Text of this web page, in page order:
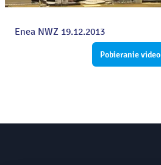
Enea NWZ 19.12.2013
Pobieranie video